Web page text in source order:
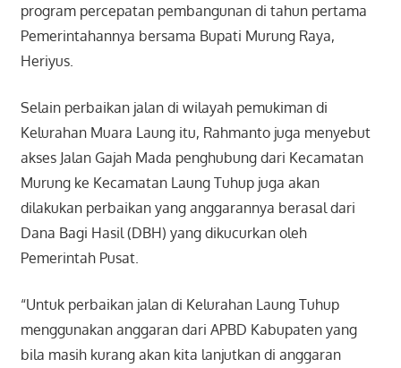
program percepatan pembangunan di tahun pertama
Pemerintahannya bersama Bupati Murung Raya,
Heriyus.
Selain perbaikan jalan di wilayah pemukiman di
Kelurahan Muara Laung itu, Rahmanto juga menyebut
akses Jalan Gajah Mada penghubung dari Kecamatan
Murung ke Kecamatan Laung Tuhup juga akan
dilakukan perbaikan yang anggarannya berasal dari
Dana Bagi Hasil (DBH) yang dikucurkan oleh
Pemerintah Pusat.
“Untuk perbaikan jalan di Kelurahan Laung Tuhup
menggunakan anggaran dari APBD Kabupaten yang
bila masih kurang akan kita lanjutkan di anggaran